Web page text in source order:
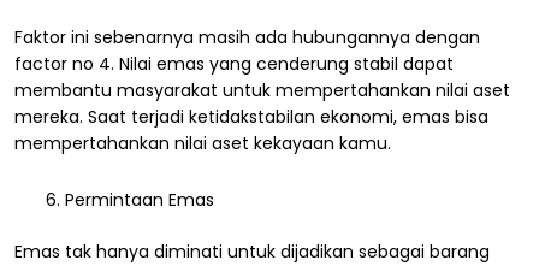
Faktor ini sebenarnya masih ada hubungannya dengan
factor no 4. Nilai emas yang cenderung stabil dapat
membantu masyarakat untuk mempertahankan nilai aset
mereka. Saat terjadi ketidakstabilan ekonomi, emas bisa
mempertahankan nilai aset kekayaan kamu.
Permintaan Emas
Emas tak hanya diminati untuk dijadikan sebagai barang